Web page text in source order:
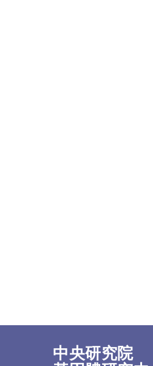
中央研究院